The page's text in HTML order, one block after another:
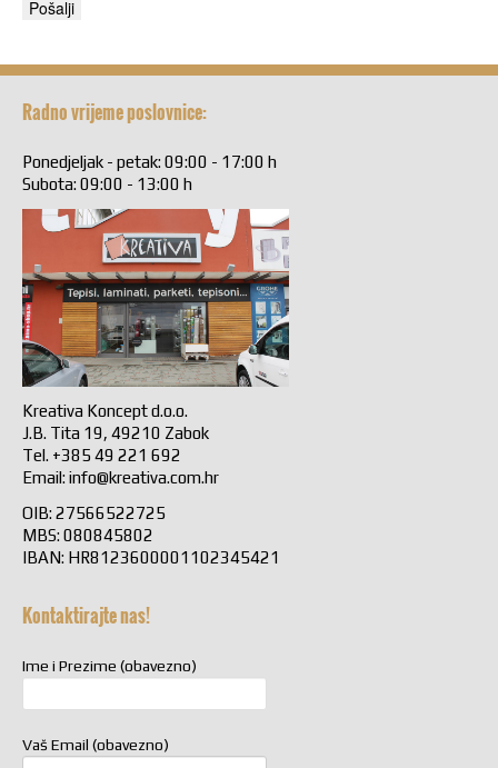
Radno vrijeme poslovnice:
Ponedjeljak - petak: 09:00 - 17:00 h
Subota: 09:00 - 13:00 h
Kreativa Koncept d.o.o.
J.B. Tita 19, 49210 Zabok
Tel. +385 49 221 692
Email: info@kreativa.com.hr
OIB: 27566522725
MBS: 080845802
IBAN: HR8123600001102345421
Kontaktirajte nas!
Ime i Prezime (obavezno)
Vaš Email (obavezno)